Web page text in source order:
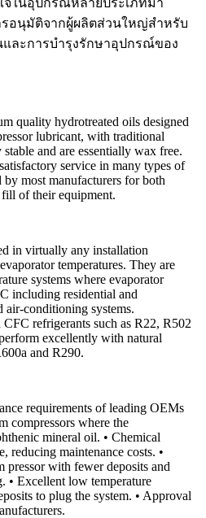
ในอุปกรณ์หลายประเภทมา
รอนุมัติจากผู้ผลิตส่วนใหญ่สำหรับ
ละการบำรุงรักษาอุปกรณ์ของ
quality hydrotreated oils designed
lubricant, with traditional
and are essentially wax free.
service in many types of
by most manufacturers for both
of their equipment.
in virtually any installation
temperatures. They are
systems where evaporator
including residential and
air-conditioning systems.
refrigerants such as R22, R502
excellently with natural
and R290.
requirements of leading OEMs
compressors where the
mineral oil. • Chemical
reducing maintenance costs. •
pressor with fewer deposits and
• Excellent low temperature
to plug the system. • Approval